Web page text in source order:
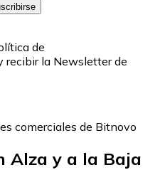
de
recibir la Newsletter de
comerciales de Bitnovo
Alza y a la Baja